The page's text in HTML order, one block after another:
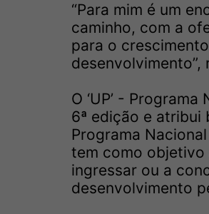
“Para mim é um
caminho, com a
para o
O ‘UP’ -
6ª edição e atribui
Programa
tem como objetivo
ingressar ou a
desenvolvimento